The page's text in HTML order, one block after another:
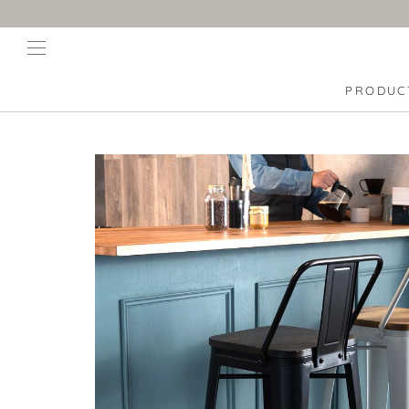
■ PICKUP ITEM
■
by TOMOYASU S.S.
GART
ご利用ガイド
商品のキャンセル・返品について
商品保証について